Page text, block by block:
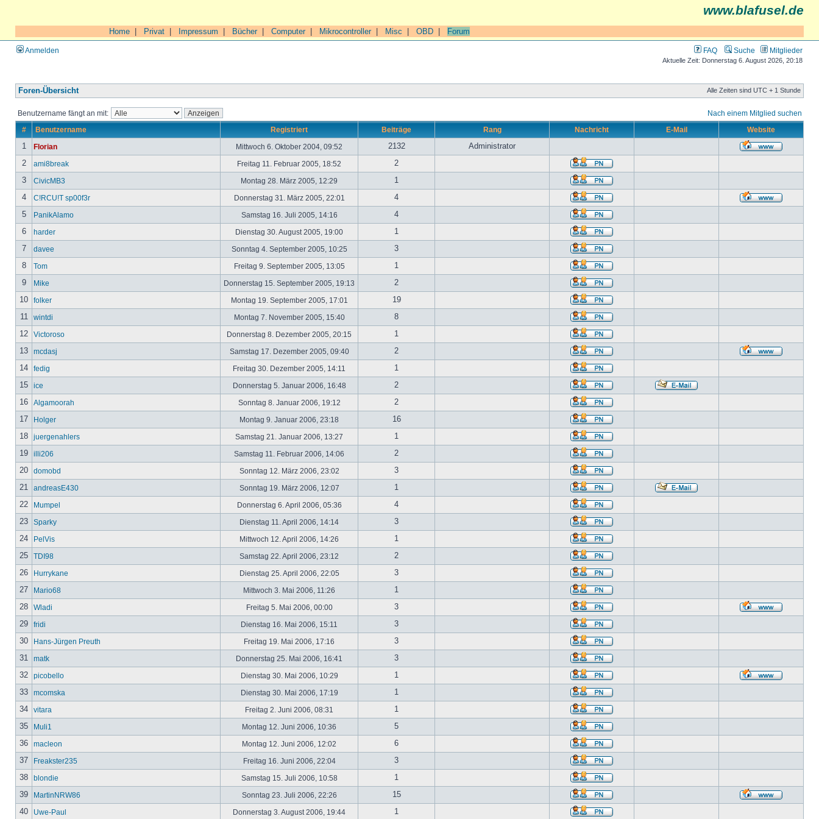
www.blafusel.de
Home Privat Impressum Bücher| Computer| Mikrocontroller| Misc OBD Forum
Anmelden FAQ Suche Mitglieder
Aktuelle Zeit: Donnerstag 6. August 2026, 20:18
Foren-Übersicht Alle Zeiten sind UTC + 1 Stunde
Benutzername fängt an mit: Nach einem Mitglied suchen
# Benutzername Registriert Beiträge Rang Nachricht E-Mail Website
1 Florian Mittwoch 6. Oktober 2004, 09:52 2132
Administrator
2
ami8break Freitag 11. Februar 2005, 18:52
2
3
CivicMB3 Montag 28. März 2005, 12:29
1
4
C!RCU!T sp00f3r Donnerstag 31. März 2005, 22:01
4
5
PanikAlamo Samstag 16. Juli 2005, 14:16
4
6
harder Dienstag 30. August 2005, 19:00
1
7
davee Sonntag 4. September 2005, 10:25
3
8
Tom Freitag 9. September 2005, 13:05
1
9
Mike Donnerstag 15. September 2005, 19:13
2
10
folker Montag 19. September 2005, 17:01
19
11
wintdi Montag 7. November 2005, 15:40
8
12
Victoroso Donnerstag 8. Dezember 2005, 20:15
1
13
mcdasj Samstag 17. Dezember 2005, 09:40
2
14
fedig Freitag 30. Dezember 2005, 14:11
1
15
ice Donnerstag 5. Januar 2006, 16:48
2
16
Algamoorah Sonntag 8. Januar 2006, 19:12
2
17
Holger Montag 9. Januar 2006, 23:18
16
18
juergenahlers Samstag 21. Januar 2006, 13:27
1
19
illi206 Samstag 11. Februar 2006, 14:06
2
20
domobd Sonntag 12. März 2006, 23:02
3
21
andreasE430 Sonntag 19. März 2006, 12:07
1
22
Mumpel Donnerstag 6. April 2006, 05:36
4
23
Sparky Dienstag 11. April 2006, 14:14
3
24
PelVis Mittwoch 12. April 2006, 14:26
1
25
TDI98 Samstag 22. April 2006, 23:12
2
26
Hurrykane Dienstag 25. April 2006, 22:05
3
27
Mario68 Mittwoch 3. Mai 2006, 11:26
1
28
Wladi Freitag 5. Mai 2006, 00:00
3
29
fridi Dienstag 16. Mai 2006, 15:11
3
30
Hans-Jürgen Preuth Freitag 19. Mai 2006, 17:16
3
31
matk Donnerstag 25. Mai 2006, 16:41
3
32
picobello Dienstag 30. Mai 2006, 10:29
1
33
mcomska Dienstag 30. Mai 2006, 17:19
1
34
vitara Freitag 2. Juni 2006, 08:31
1
35
Muli1 Montag 12. Juni 2006, 10:36
5
36
macleon Montag 12. Juni 2006, 12:02
6
37
Freakster235 Freitag 16. Juni 2006, 22:04
3
38
blondie Samstag 15. Juli 2006, 10:58
1
39
MartinNRW86 Sonntag 23. Juli 2006, 22:26
15
40
Uwe-Paul Donnerstag 3. August 2006, 19:44 1